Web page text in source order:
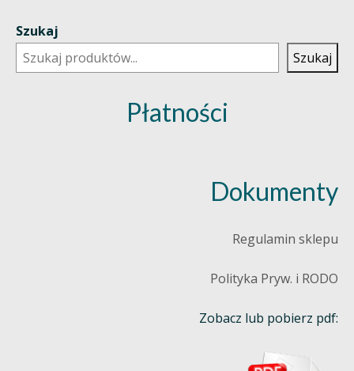
Szukaj
Szukaj
Płatności
Dokumenty
Regulamin sklepu
Polityka Pryw. i RODO
Zobacz lub pobierz pdf: